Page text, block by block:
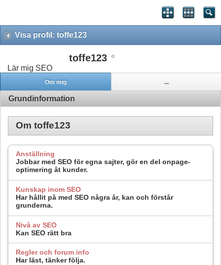
Visa profil: toffe123
toffe123
Lär mig SEO
Om mig ...
Grundinformation
Om toffe123
Anställning
Jobbar med SEO för egna sajter, gör en del onpage-
optimering åt kunder.
Kunskap inom SEO
Har hållit på med SEO några år, kan och förstår
grunderna.
Nivå av SEO
Kan SEO rätt bra
Regler och forum info
Har läst, tänker följa.